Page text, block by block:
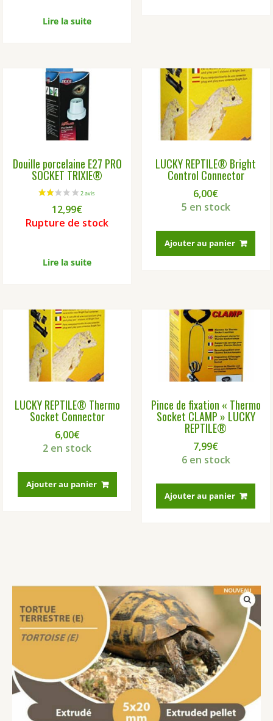
Lire la suite
Douille porcelaine E27 PRO
SOCKET TRIXIE®
12,99€
Rupture de stock
Lire la suite
LUCKY REPTILE® Bright
Control Connector
6,00€
5 en stock
Ajouter au panier
LUCKY REPTILE® Thermo
Socket Connector
6,00€
2 en stock
Ajouter au panier
Pince de fixation « Thermo
Socket CLAMP » LUCKY
REPTILE®
7,99€
6 en stock
Ajouter au panier